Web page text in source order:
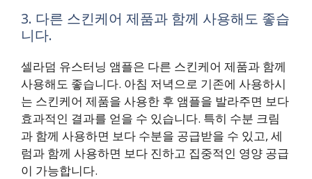
3. 다른 스킨케어 제품과 함께 사용해도 좋습
니다.
셀라덤 유스터닝 앰플은 다른 스킨케어 제품과 함께
사용해도 좋습니다. 아침 저녁으로 기존에 사용하시
는 스킨케어 제품을 사용한 후 앰플을 발라주면 보다
효과적인 결과를 얻을 수 있습니다. 특히 수분 크림
과 함께 사용하면 보다 수분을 공급받을 수 있고, 세
럼과 함께 사용하면 보다 진하고 집중적인 영양 공급
이 가능합니다.